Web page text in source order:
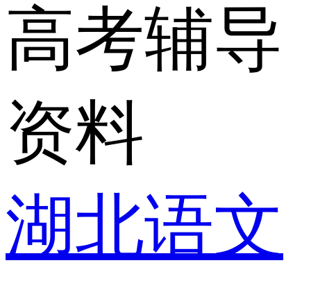
高考辅导
资料
湖北语文